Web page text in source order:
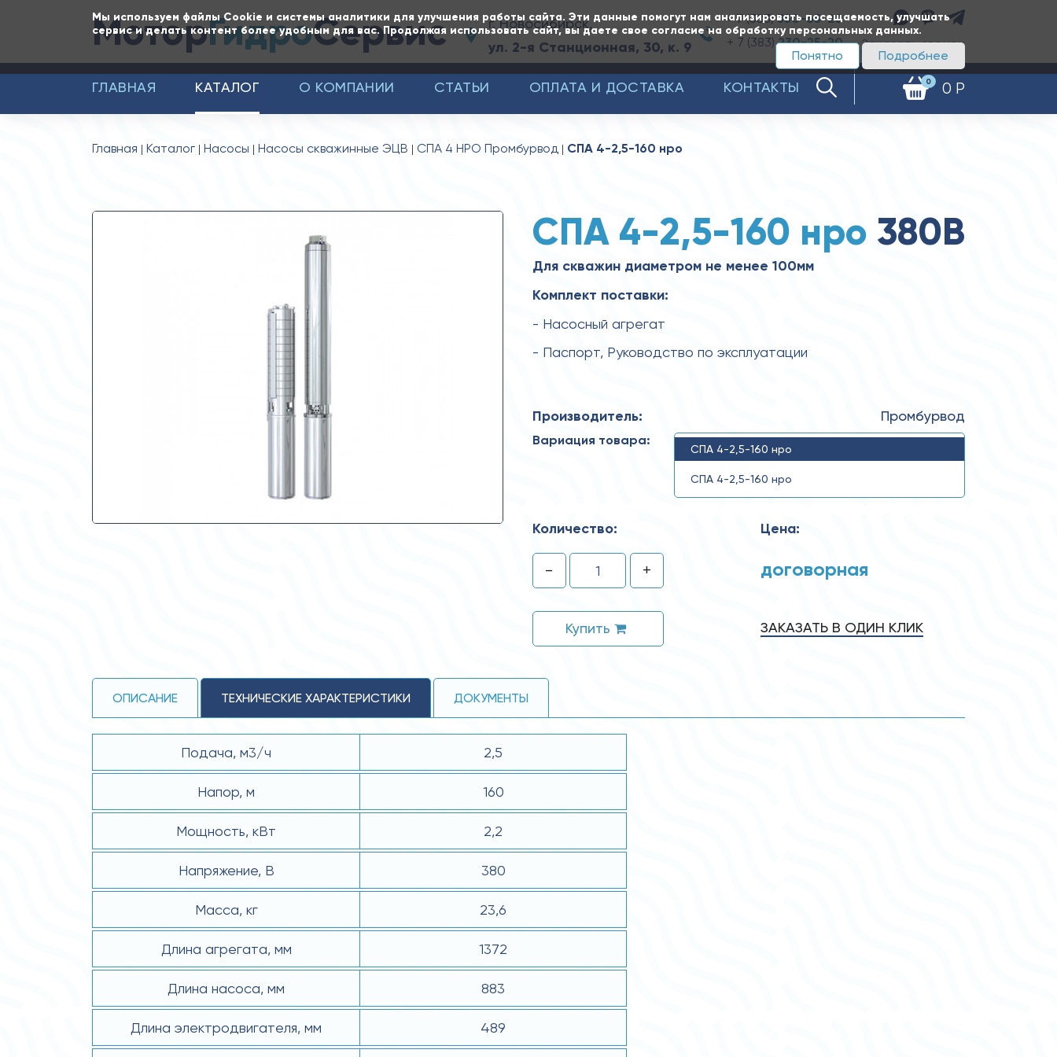
Мы используем файлы Cookie и системы аналитики для улучшения работы сайта. Эти данные помогут нам анализировать посещаемость, улучшать
сервис и делать контент более удобным для вас. Продолжая использовать сайт, вы даете свое согласие на обработку персональных данных.
Подробнее
Понятно
МоторГидроСервис г. Новосибирск,
ул. 2-я Станционная, 30, к. 9
+ 7 (383)350-65-20
+ 7 (383)230-25-20 Заказать звонок
0 0 Р
ГЛАВНАЯ КАТАЛОГ О КОМПАНИИ СТАТЬИ ОПЛАТА И ДОСТАВКА КОНТАКТЫ
Главная Каталог Насосы Насосы скважинные ЭЦВ СПА 4 НРО Промбурвод СПА 4-2,5-160 нро
СПА 4-2,5-160 нро 380В
Для скважин диаметром не менее 100мм
Комплект поставки:
- Насосный агрегат
- Паспорт, Руководство по эксплуатации
Производитель: Промбурвод
Вариация товара:
СПА 4-2,5-160 нро
СПА 4-2,5-160 нро
Количество:
- +
Купить
Цена:
договорная
ЗАКАЗАТЬ В ОДИН КЛИК
ОПИСАНИЕ ТЕХНИЧЕСКИЕ ХАРАКТЕРИСТИКИ ДОКУМЕНТЫ
Подача, м3/ч 2,5
Напор, м 160
Мощность, кВт 2,2
Напряжение, В 380
Масса, кг 23,6
Длина агрегата, мм 1372
Длина насоса, мм 883
Длина электродвигателя, мм 489